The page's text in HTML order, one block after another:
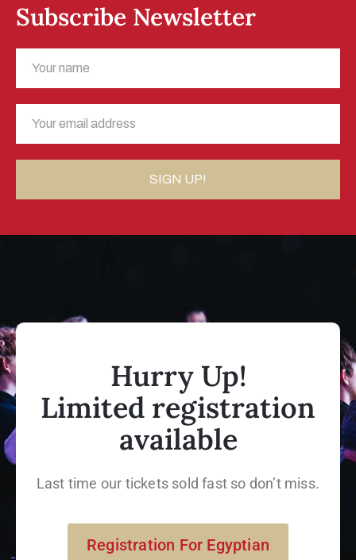
Subscribe Newsletter
Hurry Up!
Limited registration
available
Last time our tickets sold fast so don’t miss.
Registration For Egyptian